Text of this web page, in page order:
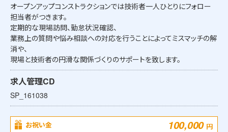
オープンアップコンストラクションでは技術者一人ひとりにフォロー
担当者がつきます。
定期的な現場訪問、勤怠状況確認、
業務上の質問や悩み相談への対応を行うことによってミスマッチの解
消や、
現場と技術者の円滑な関係づくりのサポートを致します。
求人管理CD
SP_161038
お祝い金 100,000 円